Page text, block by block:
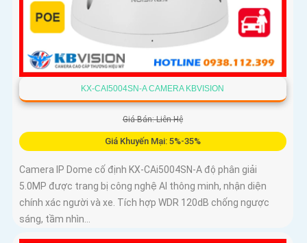
KX-CAI5004SN-A CAMERA KBVISION
Giá Bán: Liên Hệ
Giá Khuyến Mại: 5%-35%
Camera IP Dome cố định KX-CAi5004SN-A độ phân giải
5.0MP được trang bị công nghệ AI thông minh, nhận diện
chính xác người và xe. Tích hợp WDR 120dB chống ngược
sáng, tầm nhìn...